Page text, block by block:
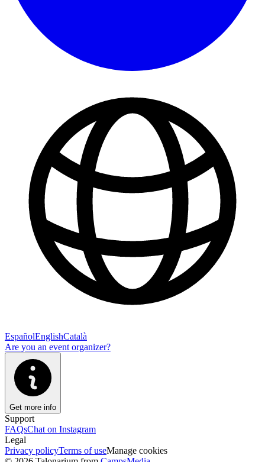
EspañolEnglishCatalà
Are you an event organizer?
Get more info
Support
FAQsChat on Instagram
Legal
Privacy policyTerms of useManage cookies